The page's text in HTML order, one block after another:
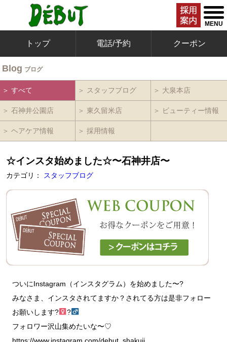
MENU
トップ 電話/予約 クーポン
Blog ブログ
＞ すべて ＞ スタッフブログ ＞ 大泉本店
＞ 石神井公園店 ＞ 東久留米店 ＞ ビューティー情報
＞ ヘアケア情報 ＞ 採用情報
☆インスタ始めました☆〜石神井店〜
カテゴリ： スタッフブログ
ついにInstagram（インスタグラム）を始めました〜?
みなさま、インスタされてますか？されてる方は是非フォロー
お願いします?‍
?‍
フォロワー沢山集めたいな〜♡